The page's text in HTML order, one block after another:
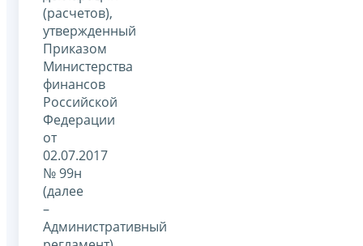
(расчетов),
утвержденный
Приказом
Министерства
финансов
Российской
Федерации
от
02.07.2017
№ 99н
(далее
–
Административный